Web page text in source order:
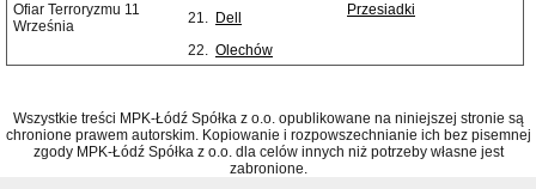
Ofiar Terroryzmu 11
Września
21. Dell Przesiadki
22. Olechów
Wszystkie treści MPK-Łódź Spółka z o.o. opublikowane na niniejszej stronie są
chronione prawem autorskim. Kopiowanie i rozpowszechnianie ich bez pisemnej
zgody MPK-Łódź Spółka z o.o. dla celów innych niż potrzeby własne jest
zabronione.